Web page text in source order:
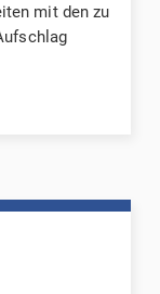
mit den zu